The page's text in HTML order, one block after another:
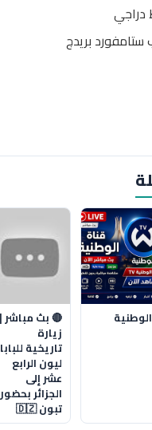
دراجي
بريدج
الوطنية 🔴 بث مباشر |
زيارة
تاريخية للبابا
ليون الرابع
عشر إلى
الجزائر بحضور
تبون 🇩🇿